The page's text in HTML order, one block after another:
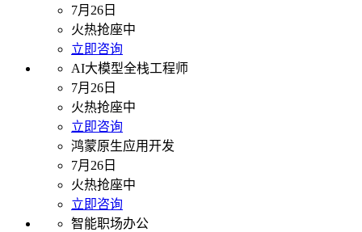
7月26日
火热抢座中
立即咨询
AI大模型全栈工程师
7月26日
火热抢座中
立即咨询
鸿蒙原生应用开发
7月26日
火热抢座中
立即咨询
智能职场办公